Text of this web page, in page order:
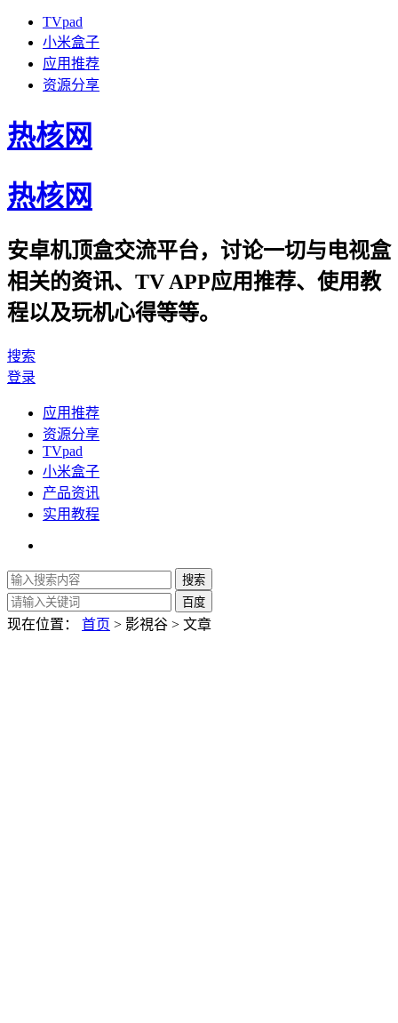
TVpad
小米盒子
应用推荐
资源分享
热核网
热核网
安卓机顶盒交流平台，讨论一切与电视盒
相关的资讯、TV APP应用推荐、使用教
程以及玩机心得等等。
搜索
登录
应用推荐
资源分享
TVpad
小米盒子
产品资讯
实用教程
现在位置： 首页 > 影視谷 > 文章